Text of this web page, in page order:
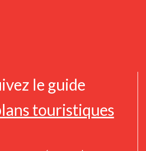
le guide
touristiques